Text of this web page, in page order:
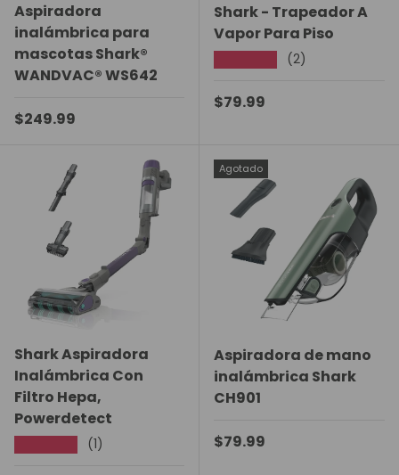
Aspiradora
inalámbrica para
mascotas Shark®
WANDVAC® WS642
Precio normal
$249.99
Shark - Trapeador A
Vapor Para Piso
(2)
Precio normal
$79.99
Shark Aspiradora
Inalámbrica Con
Filtro Hepa,
Powerdetect
(1)
Agotado
Aspiradora de mano
inalámbrica Shark
CH901
Precio normal
$79.99